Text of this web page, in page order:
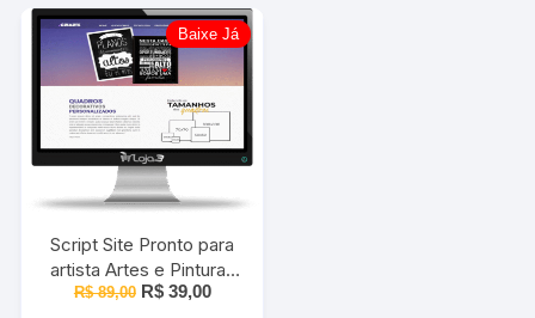
Baixe Já
Script Site Pronto para
artista Artes e Pinturas
em PHP
R$89,00 O
R$39,00O